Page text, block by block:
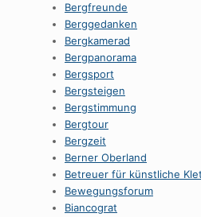
Bergfreunde
Berggedanken
Bergkamerad
Bergpanorama
Bergsport
Bergsteigen
Bergstimmung
Bergtour
Bergzeit
Berner Oberland
Betreuer für künstliche
Bewegungsforum
Biancograt